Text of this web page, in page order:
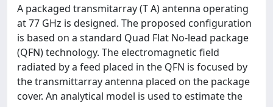
A packaged transmitarray (T A) antenna operating
at 77 GHz is designed. The proposed configuration
is based on a standard Quad Flat No-lead package
(QFN) technology. The electromagnetic field
radiated by a feed placed in the QFN is focused by
the transmittarray antenna placed on the package
cover. An analytical model is used to estimate the